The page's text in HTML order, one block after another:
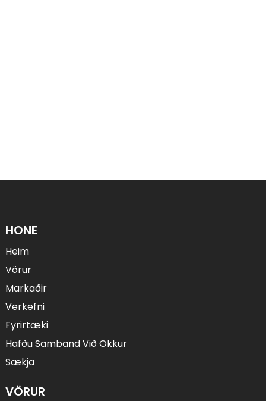
HONE
Heim
Vörur
Markaðir
Verkefni
Fyrirtæki
Hafðu Samband Við Okkur
Sækja
VÖRUR